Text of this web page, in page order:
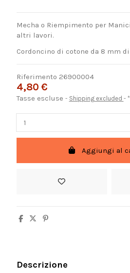
Mecha o Riempimento per
altri lavori.
Cordoncino di cotone da 8 mm
Riferimento 26900004
4,80 €
Tasse escluse Shipping excluded *
Aggiungi al
Descrizione